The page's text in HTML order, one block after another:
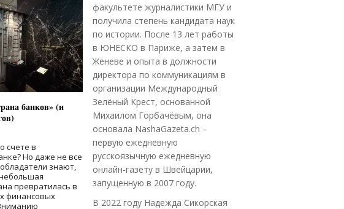
банков» (и
счете в
Но даже не все
знают,
превратилась в
финансовых
факультете журналистики МГУ и
получила степень кандидата наук
по истории. После 13 лет работы
в ЮНЕСКО в Париже, а затем в
Женеве и опыта в должности
директора по коммуникациям в
организации Международный
Зелёный Крест, основанной
Михаилом Горбачёвым, она
основала NashaGazeta.ch –
первую ежедневную
русскоязычную ежедневную
онлайн-газету в Швейцарии,
запущенную в 2007 году.
В 2022 году Надежда Сикорская